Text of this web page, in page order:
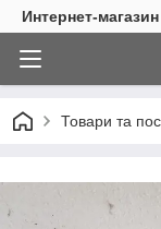
Интернет-
Товари та